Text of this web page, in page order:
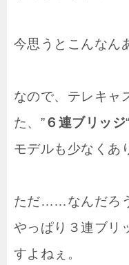
今思うとこんなん
なので、テレキャ
た、”６連ブリッジ
モデルも少なくあ
ただ……なんだろ
やっぱり３連ブリ
すよねぇ。